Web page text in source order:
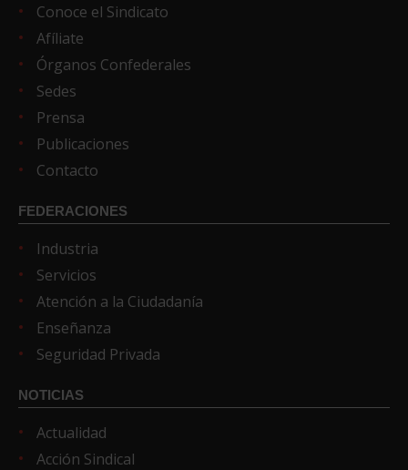
Conoce el Sindicato
Afíliate
Órganos Confederales
Sedes
Prensa
Publicaciones
Contacto
FEDERACIONES
Industria
Servicios
Atención a la Ciudadanía
Enseñanza
Seguridad Privada
NOTICIAS
Actualidad
Acción Sindical